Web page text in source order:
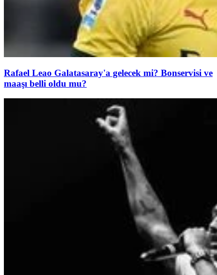
Rafael Leao Galatasaray'a gelecek mi? Bonservisi ve
maaşı belli oldu mu?